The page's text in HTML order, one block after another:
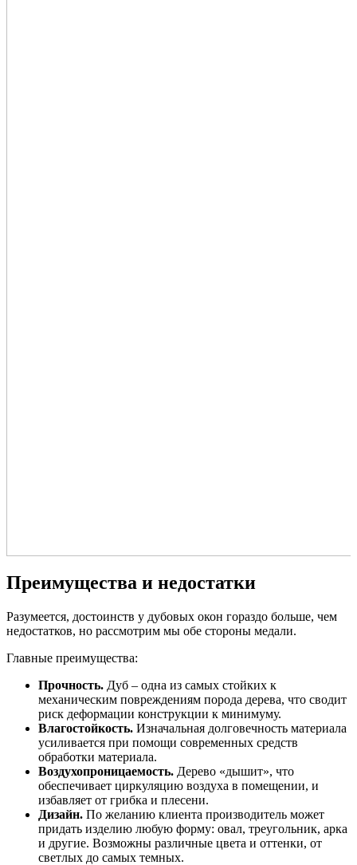
Преимущества и недостатки
Разумеется, достоинств у дубовых окон гораздо больше, чем
недостатков, но рассмотрим мы обе стороны медали.
Главные преимущества:
Прочность. Дуб – одна из самых стойких к
механическим повреждениям порода дерева, что сводит
риск деформации конструкции к минимуму.
Влагостойкость. Изначальная долговечность материала
усиливается при помощи современных средств
обработки материала.
Воздухопроницаемость. Дерево «дышит», что
обеспечивает циркуляцию воздуха в помещении, и
избавляет от грибка и плесени.
Дизайн. По желанию клиента производитель может
придать изделию любую форму: овал, треугольник, арка
и другие. Возможны различные цвета и оттенки, от
светлых до самых темных.